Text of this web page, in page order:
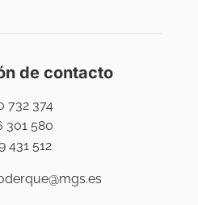
de contacto
732 374
301 580
431 512